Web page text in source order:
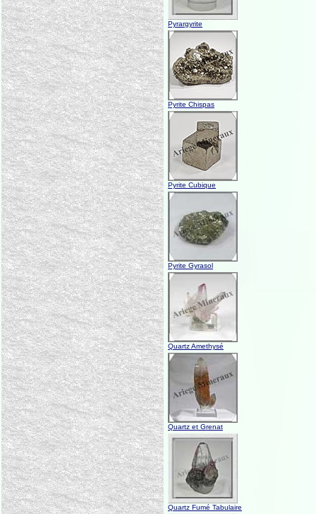
Pyrargyrite
Pyrite Chispas
Pyrite Cubique
Pyrite Gyrasol
Quartz Amethysé
Quartz et Grenat
Quartz Fumé Tabulaire